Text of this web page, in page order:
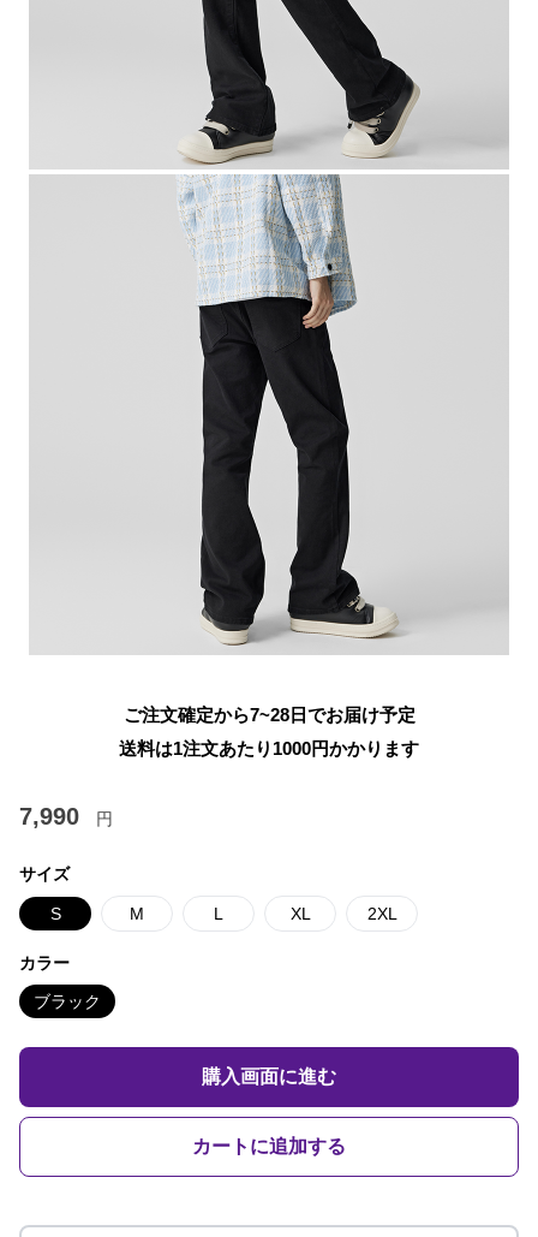
ご注文確定から7~28日でお届け予定
送料は1注文あたり 1000円かかります
7,990 円
サイズ
S M L XL 2XL
カラー
ブラック
購入画面に進む
カートに追加する